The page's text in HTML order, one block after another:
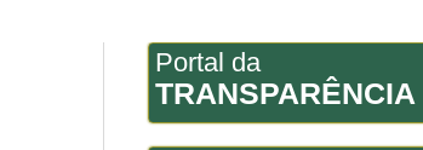
Portal da
TRANSPARÊNCIA